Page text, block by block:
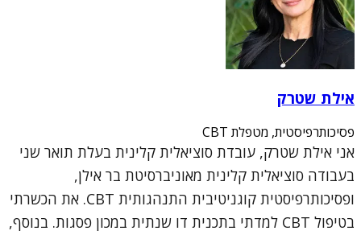
אילת שטרק
פסיכותרפיסטית, מטפלת CBT
אני אילת שטרק, עובדת סוציאלית קלינית בעלת תואר שני
בעבודה סוציאלית קלינית מאוניברסיטת בר אילן,
ופסיכותרפיסטית קוגניטיבית התנהגותית CBT. את הכשרתי
בטיפול CBT למדתי בתכנית דו שנתית במכון פסגות. בנוסף,